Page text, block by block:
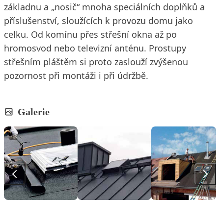
základnu a „nosič“ mnoha speciálních doplňků a
příslušenství, sloužících k provozu domu jako
celku. Od komínu přes střešní okna až po
hromosvod nebo televizní anténu. Prostupy
střešním pláštěm si proto zaslouží zvýšenou
pozornost při montáži i při údržbě.
Galerie